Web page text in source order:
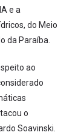
e a
do Meio
da Paraíba.
ao
o
Soavinski.